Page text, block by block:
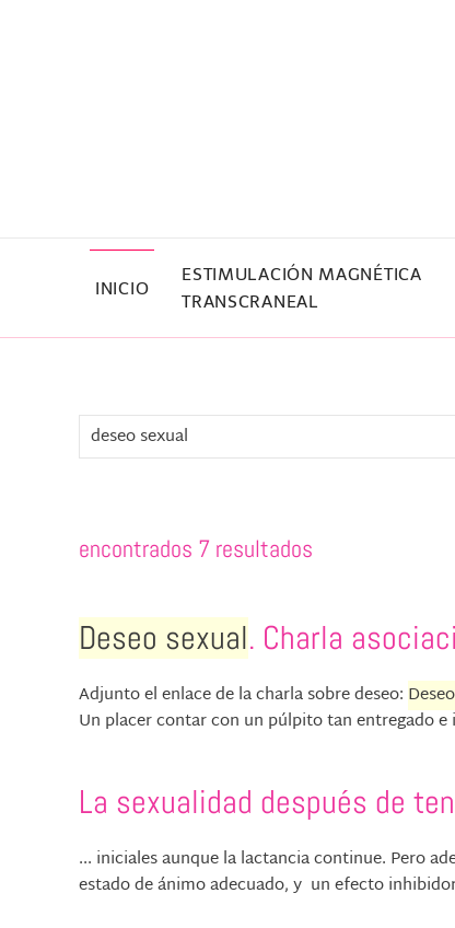
INICIO
ESTIMULACIÓN MAGNÉTICA
TRANSCRANEAL
encontrados 7 resultados
Deseo sexual. Charla
Adjunto el enlace de la charla sobre deseo:
Un placer contar con un púlpito tan entregado e
La sexualidad después de
... iniciales aunque la lactancia continue. Pero
estado de ánimo adecuado, y un efecto